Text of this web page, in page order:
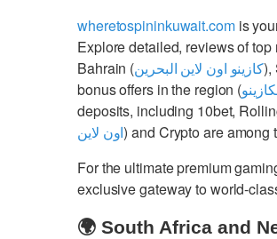
wheretospininkuwait.comis
Explore detailed, reviews of
Bahrain (كازينو اون لاين البحرين),
bonus offers in the region (
deposits, including 10bet,
اون لاين) and Crypto are among
For the ultimate premium
exclusive gateway to world-
🌍 South Africa and